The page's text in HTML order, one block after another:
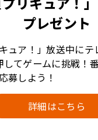
プレゼント
ュア！」放送中に
てゲームに挑戦！
募しよう！
詳細はこちら